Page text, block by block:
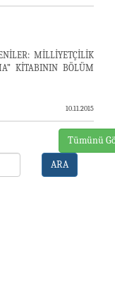
MİLLİYETÇİLİK
KİTABININ BÖLÜM
10.11.2015
Tümünü
ARA